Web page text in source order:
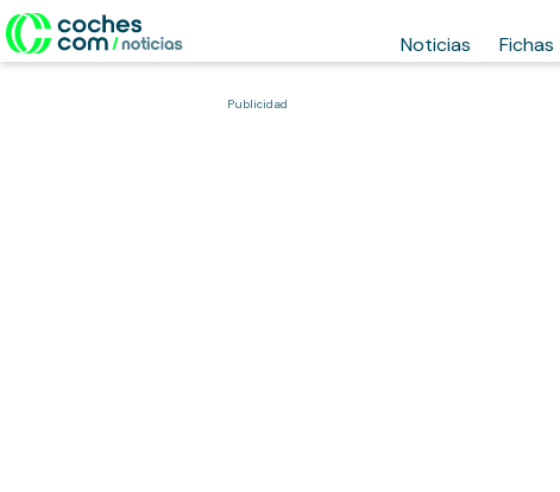
Noticias Fichas
Publicidad